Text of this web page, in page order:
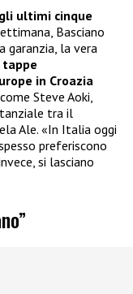
ultimi cinque
Basciano
garanzia, la vera
tappe
in Croazia
Steve Aoki,
tra il
Ale. «In Italia oggi
preferiscono
si lasciano